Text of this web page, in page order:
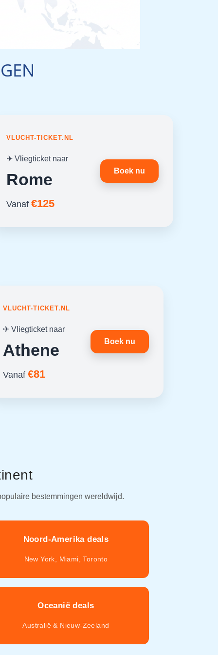
VLUCHT-TICKET.NL
✈ Vliegticket naar
Rome
Vanaf €125
Boek nu
VLUCHT-TICKET.NL
✈ Vliegticket naar
Athene
Vanaf €81
Boek nu
bestemmingen wereldwijd.
Noord-Amerika deals
New York, Miami, Toronto
Oceanië deals
Australië & Nieuw-Zeeland